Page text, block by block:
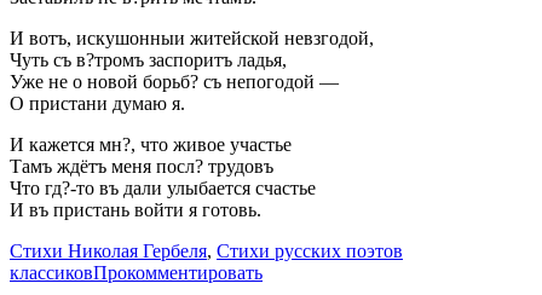
И вотъ, искушонныи житейской невзгодой,
Чуть съ в?тромъ заспоритъ ладья,
Уже не о новой борьб? съ непогодой —
О пристани думаю я.
И кажется мн?, что живое участье
Тамъ ждётъ меня посл? трудовъ
Что гд?-то въ дали улыбается счастье
И въ пристань войти я готовь.
Стихи Николая Гербеля, Стихи русских поэтов
классиковПрокомментировать